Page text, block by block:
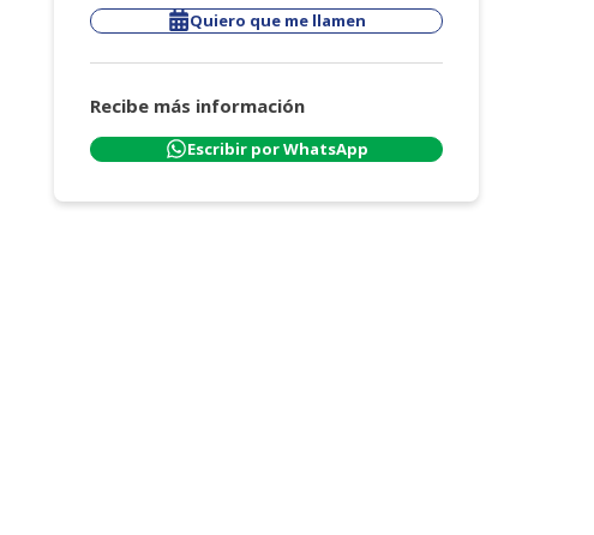
Quiero que me llamen
Recibe más información
Escribir por WhatsApp